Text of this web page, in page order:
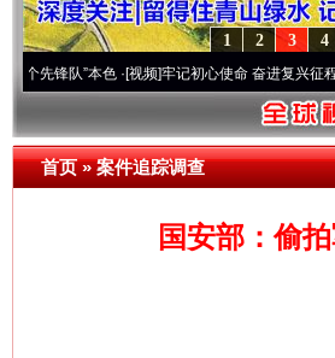
4
3
2
1
”本色·[视频]牢记初心使命 奋进复兴征程丨宝塔山
首页»案件追踪调查
国安部：偷